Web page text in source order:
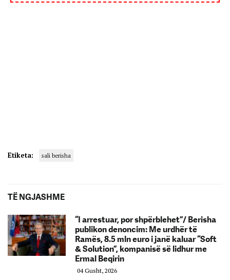
Etiketa: sali berisha
TË NGJASHME
“I arrestuar, por shpërblehet”/ Berisha
publikon denoncim: Me urdhër të
Ramës, 8.5 mln euro i janë kaluar “Soft
& Solution”, kompanisë së lidhur me
Ermal Beqirin
04 Gusht, 2026